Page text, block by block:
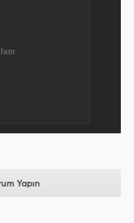
Yapın